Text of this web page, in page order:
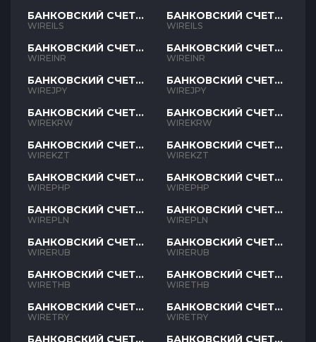
БАНКОВСКИЙ СЧЕТ
ILS
WIREILS
БАНКОВСКИЙ СЧЕТ
INR
WIREINR
БАНКОВСКИЙ СЧЕТ
JPY
WIREJPY
БАНКОВСКИЙ СЧЕТ
KRW
WIREKRW
БАНКОВСКИЙ СЧЕТ
KZT
WIREKZT
БАНКОВСКИЙ СЧЕТ
PHP
WIREPHP
БАНКОВСКИЙ СЧЕТ
PLN
WIREPLN
БАНКОВСКИЙ СЧЕТ
RUB
WIRERUB
БАНКОВСКИЙ СЧЕТ
THB
WIRETHB
БАНКОВСКИЙ СЧЕТ
TRY
WIRETRY
БАНКОВСКИЙ СЧЕТ
БАНКОВСКИЙ СЧЕТ
ILS
WIREILS
БАНКОВСКИЙ СЧЕТ
INR
WIREINR
БАНКОВСКИЙ СЧЕТ
JPY
WIREJPY
БАНКОВСКИЙ СЧЕТ
KRW
WIREKRW
БАНКОВСКИЙ СЧЕТ
KZT
WIREKZT
БАНКОВСКИЙ СЧЕТ
PHP
WIREPHP
БАНКОВСКИЙ СЧЕТ
PLN
WIREPLN
БАНКОВСКИЙ СЧЕТ
RUB
WIRERUB
БАНКОВСКИЙ СЧЕТ
THB
WIRETHB
БАНКОВСКИЙ СЧЕТ
TRY
WIRETRY
БАНКОВСКИЙ СЧЕТ